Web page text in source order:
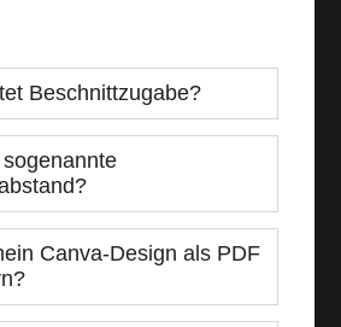
Beschnittzugabe?
Canva-Design als PDF